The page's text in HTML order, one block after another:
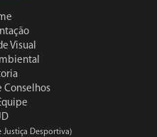
Visual
Conselhos
Justiça Desportiva)